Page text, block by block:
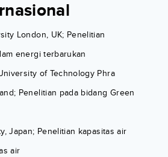
London, UK; Penelitian
energi terbarukan
of Technology Phra
Penelitian pada bidang Green
Japan; Penelitian kapasitas air
air